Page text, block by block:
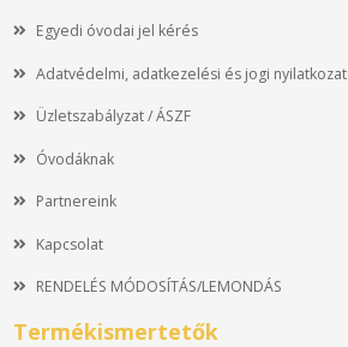
Egyedi óvodai jel kérés
Adatvédelmi, adatkezelési és jogi nyilatkozat
Üzletszabályzat / ÁSZF
Óvodáknak
Partnereink
Kapcsolat
RENDELÉS MÓDOSÍTÁS/LEMONDÁS
Termékismertetők